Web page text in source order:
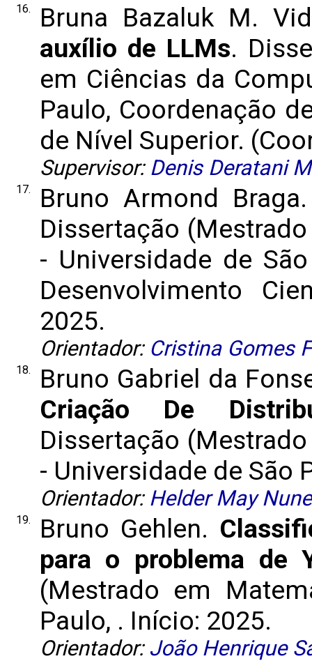
16.
Bruna Bazaluk M.
auxílio de LLMs.
em Ciências da
Paulo, Coordenação
de Nível Superior.
Supervisor: Denis Deratani
17.
Bruno Armond
Dissertação
- Universidade de
Desenvolvimento
2025.
Orientador: Cristina Gomes
18.
Bruno Gabriel da
Criação De
Dissertação
- Universidade de São
Orientador: Helder May
19. Bruno Gehlen.
para o problema de
(Mestrado em
Paulo, . Início: 2025.
Orientador: João Henrique